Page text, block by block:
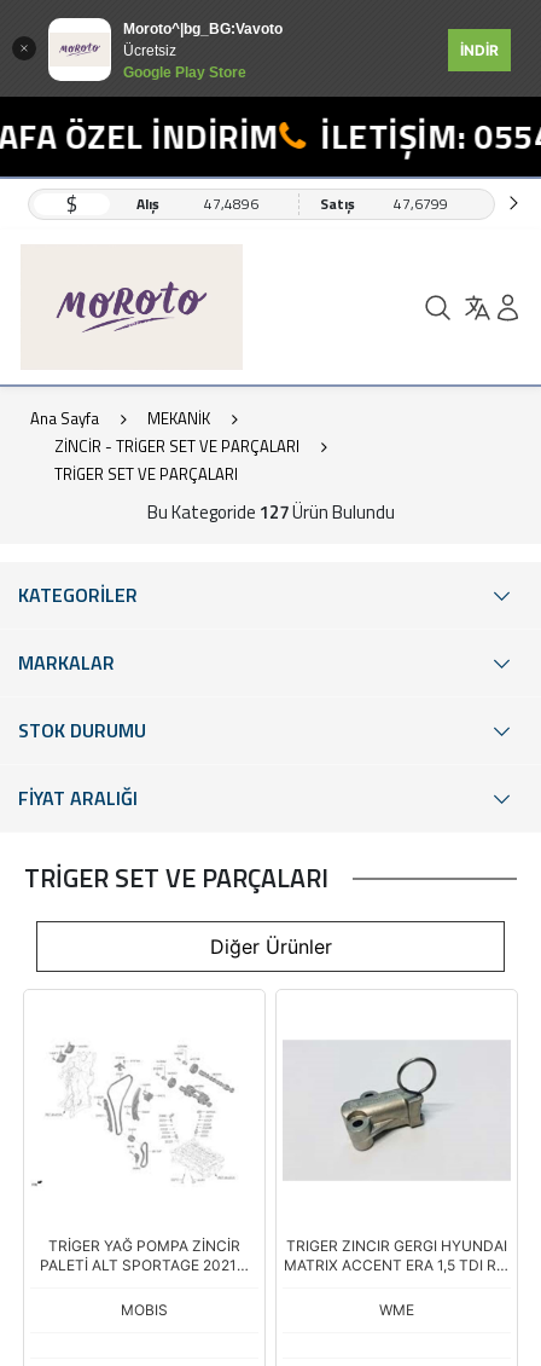
Moroto^|bg_BG:Vavoto
Ücretsiz
Google Play Store
İNDİR
İNDİRİM İLETİŞİM: 0554
$ Alış 47,4896 Satış 47,6799
Ana Sayfa
MEKANİK
ZİNCİR - TRİGER SET VE PARÇALARI
TRİGER SET VE PARÇALARI
Bu Kategoride 127Ürün Bulundu
KATEGORİLER
MARKALAR
STOK DURUMU
FİYAT ARALIĞI
TRİGER SET VE PARÇALARI
Diğer Ürünler
TRİGER YAĞ POMPA ZİNCİR
PALETİ ALT SPORTAGE 2021->
MOBIS
TRIGER ZINCIR GERGI HYUNDAI
MATRIX ACCENT ERA 1,5 TDI RIO
WME